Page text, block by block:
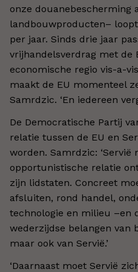
onze douanebescherming
landbouwproducten–
per jaar. Sinds drie jaar
vrijhandelsverdrag met de
economische regio vis-a-
maakt de EU momenteel
Samrdzic. ‘En iedereen
De Democratische Partij
relatie tussen de EU en
worden. Samrdzic: ‘Servië
opportunistische relatie
zijn lidstaten. Concreet
afsluiten, rond handel,
technologie en milieu –en
wederzijdse belangen van
maar ook van Servië.’
‘Daarnaast moet Servië